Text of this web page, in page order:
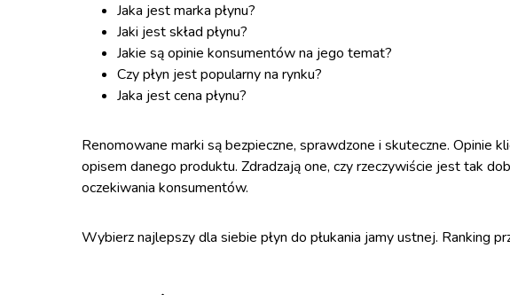
Jaka jest marka płynu?
Jaki jest skład płynu?
Jakie są opinie konsumentów na jego temat?
Czy płyn jest popularny na rynku?
Jaka jest cena płynu?
Renomowane marki są bezpieczne, sprawdzone i skuteczne. Opinie
opisem danego produktu. Zdradzają one, czy rzeczywiście jest tak
oczekiwania konsumentów.
Wybierz najlepszy dla siebie płyn do płukania jamy ustnej. Ranking